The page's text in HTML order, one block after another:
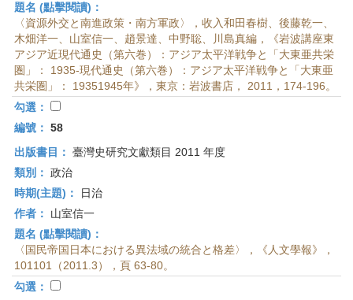
題名 (點擊閱讀)：
〈資源外交と南進政策・南方軍政〉，收入和田春樹、後藤乾一、
木畑洋一、山室信一、趙景達、中野聡、川島真編，《岩波講座東
アジア近現代通史（第六巻）：アジア太平洋戦争と「大東亜共栄
圏」： 1935-現代通史（第六巻）：アジア太平洋戦争と「大東亜
共栄圏」： 19351945年》，東京：岩波書店， 2011，174-196。
勾選：
編號： 58
出版書目： 臺灣史研究文獻類目 2011 年度
類別： 政治
時期(主題)：
日治
作者：
山室信一
題名 (點擊閱讀)：
〈国民帝国日本における異法域の統合と格差〉，《人文學報》，
101101（2011.3），頁 63-80。
勾選：